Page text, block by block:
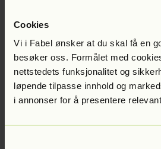
Cookies
Vi i Fabel ønsker at du skal få en
besøker oss. Formålet med
nettstedets funksjonalitet og
løpende tilpasse innhold og
i annonser for å presentere